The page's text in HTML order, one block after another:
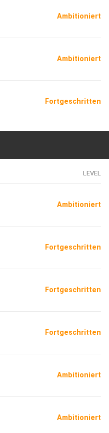
Ambitioniert
Ambitioniert
Fortgeschritten
LEVEL
Ambitioniert
Fortgeschritten
Fortgeschritten
Fortgeschritten
Ambitioniert
Ambitioniert